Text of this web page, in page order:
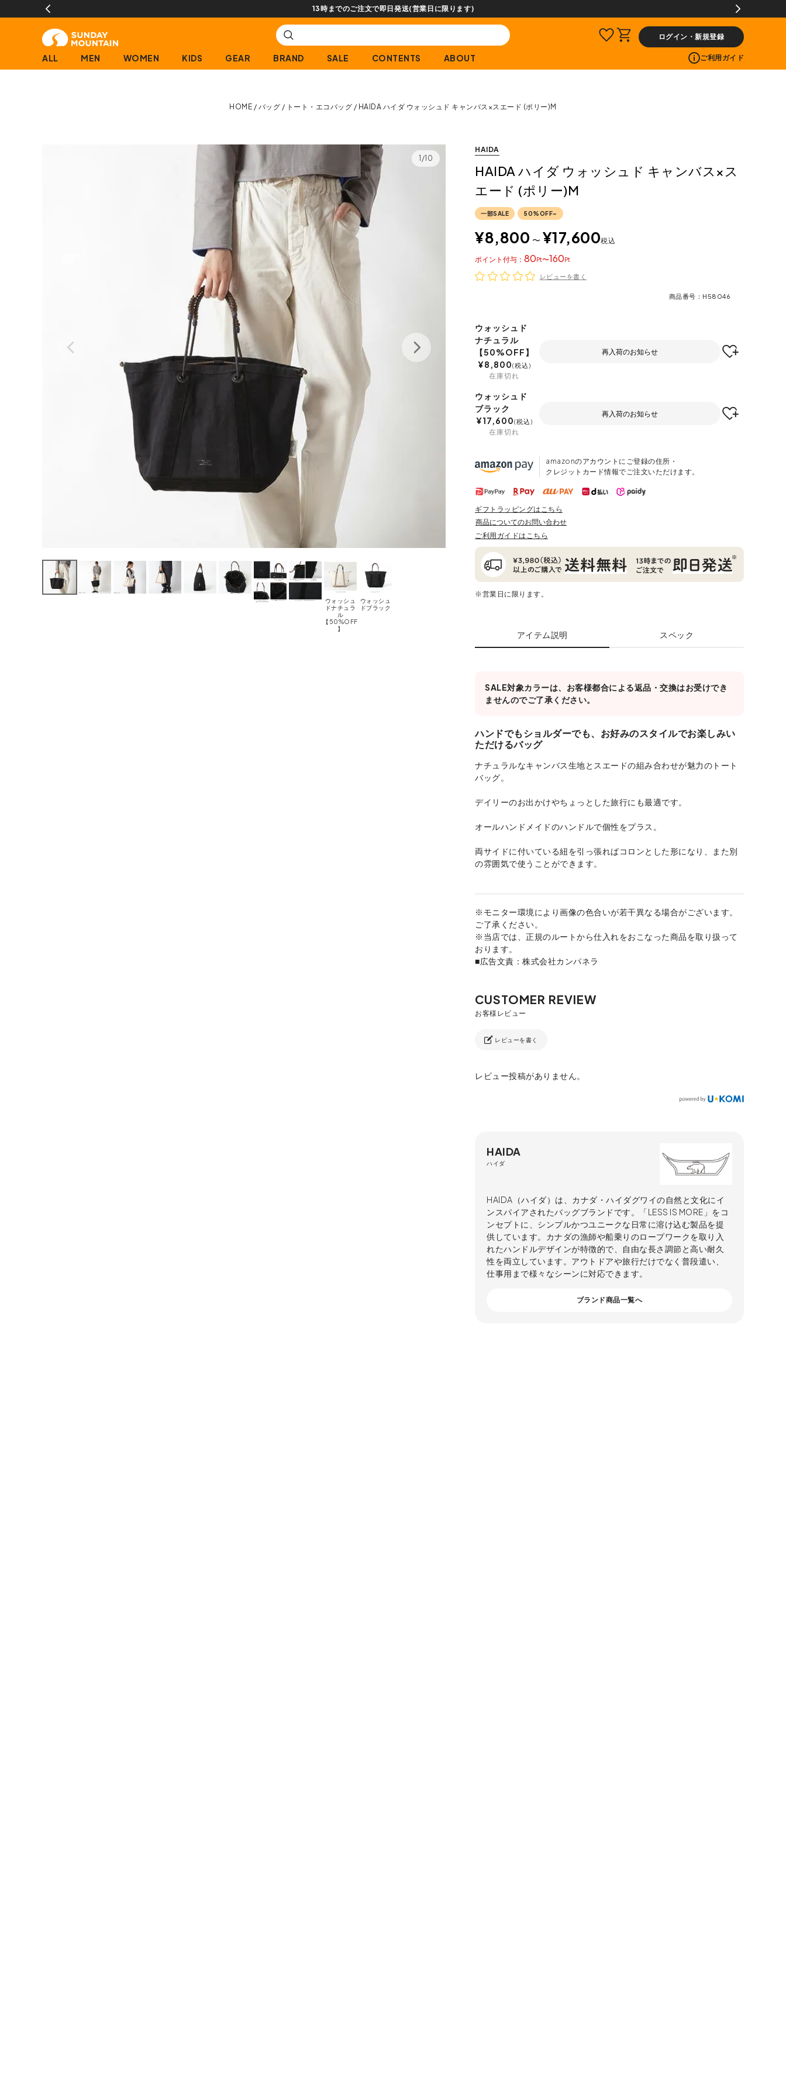
ログイン・新規登録
ALL MEN WOMEN KIDS GEAR BRAND SALE CONTENTS ABOUT ご利用ガイド
HOME バッグ トート・エコバッグ HAIDA ハイダ ウォッシュド キャンバス×スエード (ポリー)M
1/10
ウォッシュ
ドナチュラ
ル
【50%OFF
】
ウォッシュ
ドブラック
HAIDA
HAIDA ハイダ ウォッシュド キャンバス×ス
エード (ポリー)M
一部SALE 50%OFF~
¥8,800 〜 ¥17,600税込
80 〜160
ポイント
レビューを書く
商品番号 H58046
ウォッシュド
ナチュラル
【50%OFF】
¥8,800 税込
在庫切れ
再入荷のお知らせ
ウォッシュド
ブラック
¥17,600 税込
在庫切れ
再入荷のお知らせ
amazonのアカウントにご登録の住所・
クレジットカード情報でご注文いただけます。
ギフトラッピングはこちら
商品についてのお問い合わせ
ご利用ガイドはこちら
※営業日に限ります。
アイテム説明 スペック
SALE対象カラーは、お客様都合による返品・交換はお受けでき
ませんのでご了承ください。
ハンドでもショルダーでも、お好みのスタイルでお楽しみい
ただけるバッグ
ナチュラルなキャンバス生地とスエードの組み合わせが魅力のトート
バッグ。
デイリーのお出かけやちょっとした旅行にも最適です。
オールハンドメイドのハンドルで個性をプラス。
両サイドに付いている紐を引っ張ればコロンとした形になり、また別
の雰囲気で使うことができます。
※モニター環境により画像の色合いが若干異なる場合がございます。
ご了承ください。
※当店では、正規のルートから仕入れをおこなった商品を取り扱って
おります。
■広告文責：株式会社カンパネラ
レビューを書く
レビュー投稿がありません。
HAIDA
ハイダ
HAIDA（ハイダ）は、カナダ・ハイダグワイの自然と文化にイ
ンスパイアされたバッグブランドです。「LESS IS MORE」をコ
ンセプトに、シンプルかつユニークな日常に溶け込む製品を提
供しています。カナダの漁師や船乗りのロープワークを取り入
れたハンドルデザインが特徴的で、自由な長さ調節と高い耐久
性を両立しています。アウトドアや旅行だけでなく普段遣い、
仕事用まで様々なシーンに対応できます。
ブランド商品一覧へ